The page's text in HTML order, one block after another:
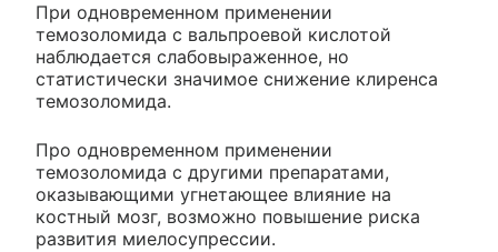
При одновременном применении
темозоломида с вальпроевой кислотой
наблюдается слабовыраженное, но
статистически значимое снижение клиренса
темозоломида.
Про одновременном применении
темозоломида с другими препаратами,
оказывающими угнетающее влияние на
костный мозг, возможно повышение риска
развития миелосупрессии.